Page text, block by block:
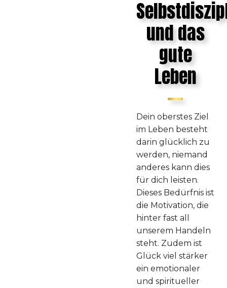
und das
gute
Leben
Dein oberstes Ziel
im Leben besteht
darin glücklich zu
werden, niemand
anderes kann dies
für dich leisten.
Dieses Bedürfnis ist
die Motivation, die
hinter fast all
unserem Handeln
steht. Zudem ist
Glück viel stärker
ein emotionaler
und spiritueller